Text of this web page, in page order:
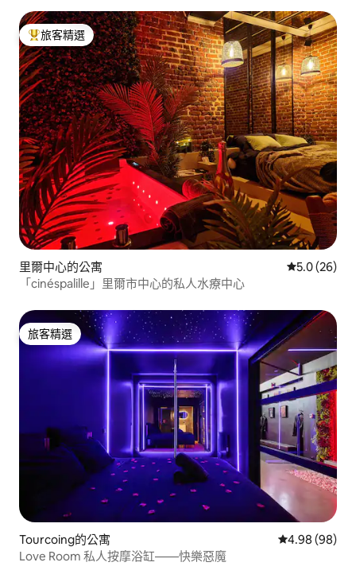
旅客精選榜首
旅客精選
里爾中心的公寓 從 26 則評
5.0 (26)
「cinéspalille」里爾市中心的私人水療中心
旅客精選
旅客精選
Tourcoing的公寓 從 98 則評價
4.98 (98)
Love Room 私人按摩浴缸——快樂惡魔